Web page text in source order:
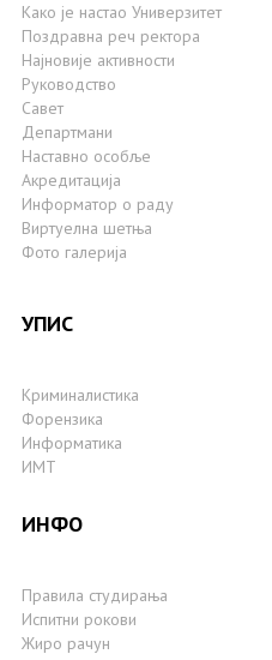
Како је настаo Универзитет
Поздравна реч ректора
Најновије активности
Руководство
Савет
Департмани
Наставно особље
Акредитација
Информатор о раду
Виртуелна шетња
Фото галерија
УПИС
Криминалистика
Форензика
Информатика
ИМТ
ИНФО
Правила студирања
Испитни рокови
Жиро рачун